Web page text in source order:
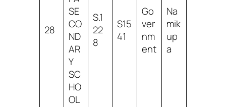
28
SE
CO
ND
AR
Y
SC
HO
OL
S.1
22
8
S15
41
Go
ver
nm
ent
Na
mik
up
a